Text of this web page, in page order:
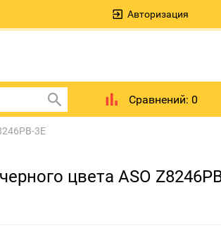
Авторизация
Сравнений: 0
3E
цвета ASO